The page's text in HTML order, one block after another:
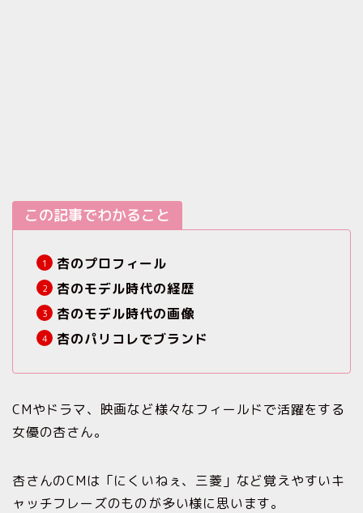
この記事でわかること
杏のプロフィール
杏のモデル時代の経歴
杏のモデル時代の画像
杏のパリコレでブランド
CMやドラマ、映画など様々なフィールドで活躍をする
女優の杏さん。
杏さんのCMは「にくいねぇ、三菱」など覚えやすいキ
ャッチフレーズのものが多い様に思います。